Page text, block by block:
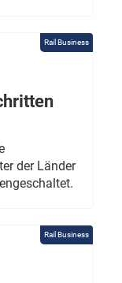
Rail Business
der Länder
Rail Business